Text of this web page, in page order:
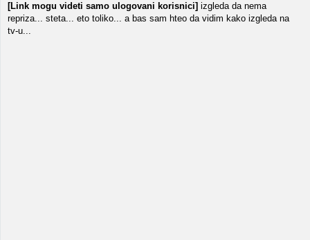
[Link mogu videti samo ulogovani korisnici] izgleda da nema
repriza... steta... eto toliko... a bas sam hteo da vidim kako izgleda na
tv-u...